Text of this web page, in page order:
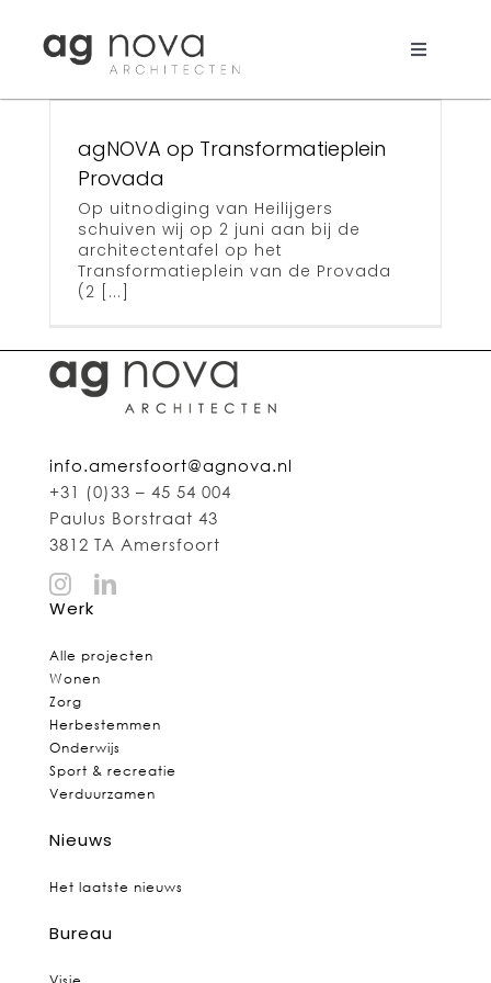
content
Toggle
Nieuws
Aanpak
Bureau
for:
agNOVA op Transformatieplein
Provada
Op uitnodiging van Heilijgers
schuiven wij op 2 juni aan bij de
architectentafel op het
Transformatieplein van de Provada
(2 [...]
info.amersfoort@agnova.nl
+31 (0)33 – 45 54 004
Paulus Borstraat 43
3812 TA Amersfoort
Werk
Alle projecten
Wonen
Zorg
Herbestemmen
Onderwijs
Sport & recreatie
Verduurzamen
Nieuws
Het laatste nieuws
Bureau